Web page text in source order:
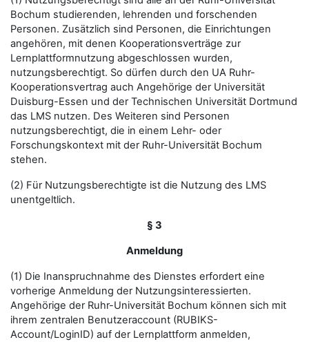
Bochum studierenden, lehrenden und forschenden
Personen. Zusätzlich sind Personen, die Einrichtungen
angehören, mit denen Kooperationsverträge zur
Lernplattformnutzung abgeschlossen wurden,
nutzungsberechtigt. So dürfen durch den UA Ruhr-
Kooperationsvertrag auch Angehörige der Universität
Duisburg-Essen und der Technischen Universität Dortmund
das LMS nutzen. Des Weiteren sind Personen
nutzungsberechtigt, die in einem Lehr- oder
Forschungskontext mit der Ruhr-Universität Bochum
stehen.
(2) Für Nutzungsberechtigte ist die Nutzung des LMS
unentgeltlich.
§ 3
Anmeldung
(1) Die Inanspruchnahme des Dienstes erfordert eine
vorherige Anmeldung der Nutzungsinteressierten.
Angehörige der Ruhr-Universität Bochum können sich mit
ihrem zentralen Benutzeraccount (RUBIKS-
Account/LoginID) auf der Lernplattform anmelden,